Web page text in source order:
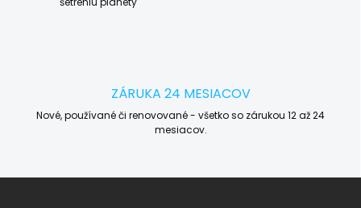
ZÁRUKA 24 MESIACOV
Nové, používané či renovované - všetko so zárukou 12 až 24
mesiacov.